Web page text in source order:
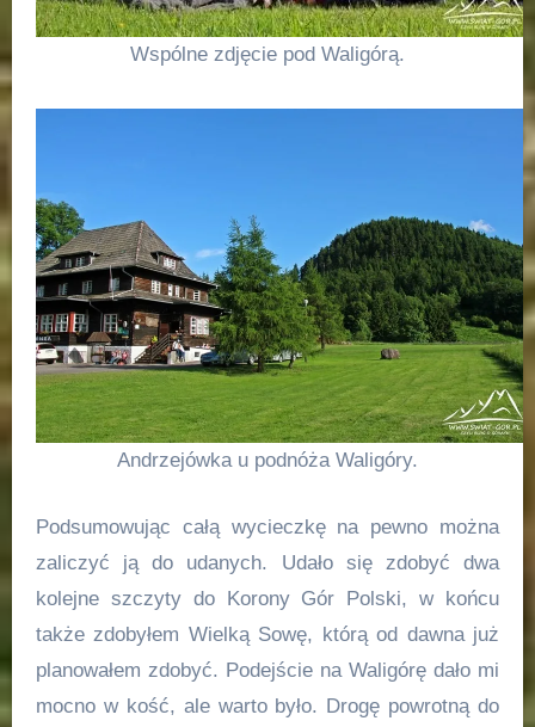
Wspólne zdjęcie pod Waligórą.
Andrzejówka u podnóża Waligóry.
Podsumowując całą wycieczkę na pewno można
zaliczyć ją do udanych. Udało się zdobyć dwa
kolejne szczyty do Korony Gór Polski, w końcu
także zdobyłem Wielką Sowę, którą od dawna już
planowałem zdobyć. Podejście na Waligórę dało mi
mocno w kość, ale warto było. Drogę powrotną do